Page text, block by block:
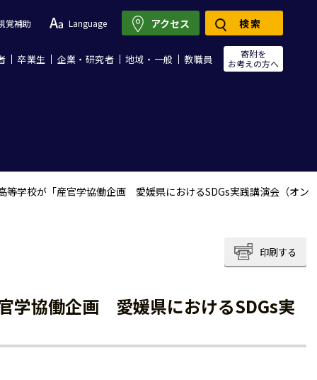
覚補助 Language
卒業生 企業・研究者 地域・一般 教職員
寄附を
お考えの方へ
アクセス 検索
等学校が「産官学協働企画 愛媛県におけるSDGs実践講演会（オン
印刷する
学協働企画 愛媛県におけるSDGs実